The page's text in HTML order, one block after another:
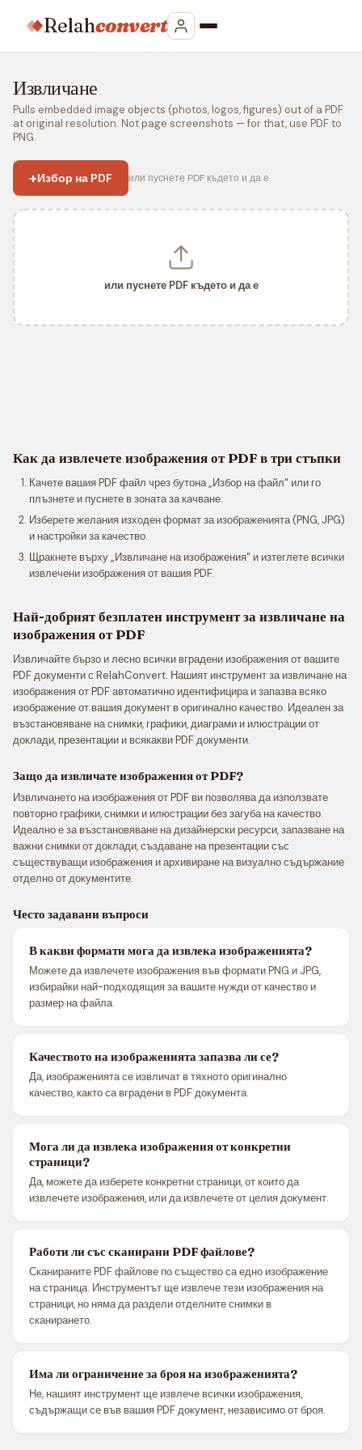
Relahconvert
Извличане
Pulls embedded image objects (photos, logos, figures) out of a PDF
at original resolution. Not page screenshots — for that, use PDF to
PNG.
+Избор на PDF или пуснете PDF където и да е
или пуснете PDF където и да е
Как да извлечете изображения от PDF в три стъпки
Качете вашия PDF файл чрез бутона „Избор на файл" или го
плъзнете и пуснете в зоната за качване.
Изберете желания изходен формат за изображенията (PNG, JPG)
и настройки за качество.
Щракнете върху „Извличане на изображения" и изтеглете всички
извлечени изображения от вашия PDF.
Най-добрият безплатен инструмент за извличане на
изображения от PDF
Извличайте бързо и лесно всички вградени изображения от вашите
PDF документи с RelahConvert. Нашият инструмент за извличане на
изображения от PDF автоматично идентифицира и запазва всяко
изображение от вашия документ в оригинално качество. Идеален за
възстановяване на снимки, графики, диаграми и илюстрации от
доклади, презентации и всякакви PDF документи.
Защо да извличате изображения от PDF?
Извличането на изображения от PDF ви позволява да използвате
повторно графики, снимки и илюстрации без загуба на качество.
Идеално е за възстановяване на дизайнерски ресурси, запазване на
важни снимки от доклади, създаване на презентации със
съществуващи изображения и архивиране на визуално съдържание
отделно от документите.
Често задавани въпроси
В какви формати мога да извлека изображенията?
Можете да извлечете изображения във формати PNG и JPG,
избирайки най-подходящия за вашите нужди от качество и
размер на файла.
Качеството на изображенията запазва ли се?
Да, изображенията се извличат в тяхното оригинално
качество, както са вградени в PDF документа.
Мога ли да извлека изображения от конкретни
страници?
Да, можете да изберете конкретни страници, от които да
извлечете изображения, или да извлечете от целия документ.
Работи ли със сканирани PDF файлове?
Сканираните PDF файлове по същество са едно изображение
на страница. Инструментът ще извлече тези изображения на
страници, но няма да раздели отделните снимки в
сканирането.
Има ли ограничение за броя на изображенията?
Не, нашият инструмент ще извлече всички изображения,
съдържащи се във вашия PDF документ, независимо от броя.